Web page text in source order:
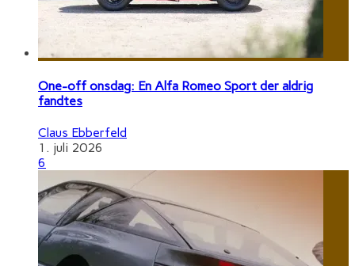
One-off onsdag: En Alfa Romeo Sport der aldrig
fandtes
Claus Ebberfeld
1. juli 2026
6